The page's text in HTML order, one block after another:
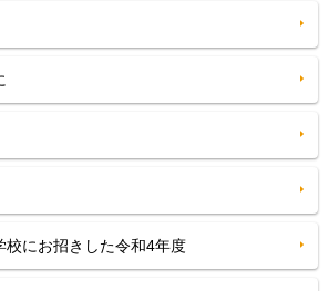
校にお招きした令和4年度